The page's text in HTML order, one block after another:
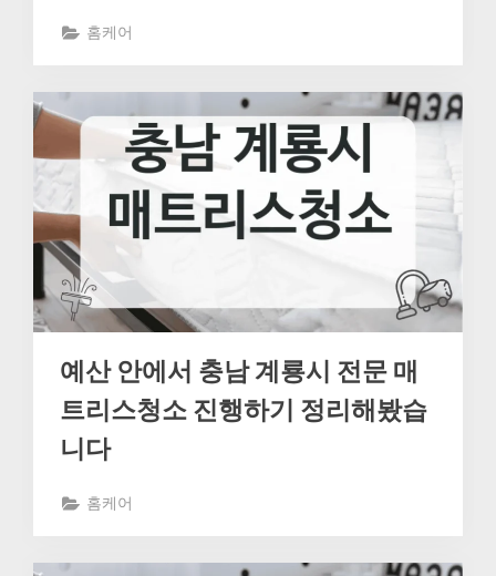
홈케어
예산 안에서 충남 계룡시 전문 매
트리스청소 진행하기 정리해봤습
니다
홈케어